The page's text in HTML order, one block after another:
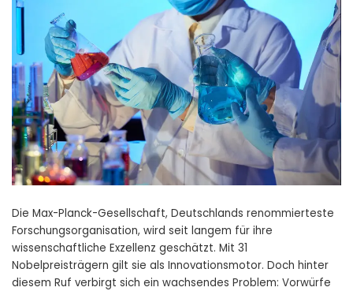
Die Max-Planck-Gesellschaft, Deutschlands renommierteste
Forschungsorganisation, wird seit langem für ihre
wissenschaftliche Exzellenz geschätzt. Mit 31
Nobelpreisträgern gilt sie als Innovationsmotor. Doch hinter
diesem Ruf verbirgt sich ein wachsendes Problem: Vorwürfe